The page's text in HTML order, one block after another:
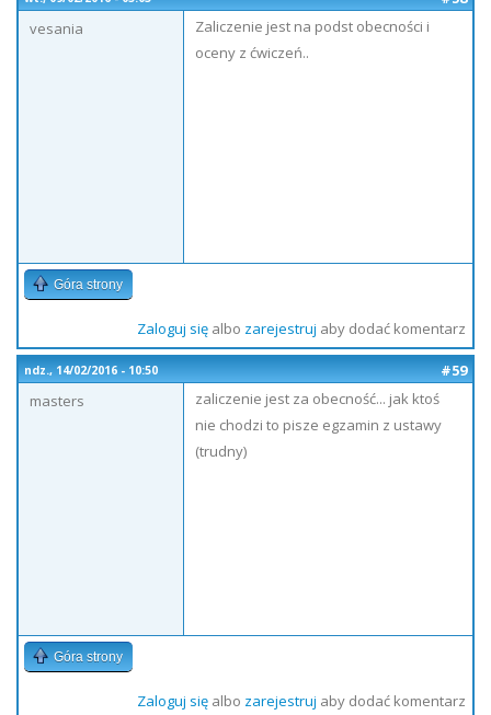
vesania
Zaliczenie jest na podst obecności i
oceny z ćwiczeń..
Góra strony
Zaloguj sięalbo zarejestruj aby dodać komentarz
ndz., 14/02/2016 - 10:50
#59
masters
zaliczenie jest za obecność... jak ktoś
nie chodzi to pisze egzamin z ustawy
(trudny)
Góra strony
Zaloguj sięalbo zarejestruj aby dodać komentarz